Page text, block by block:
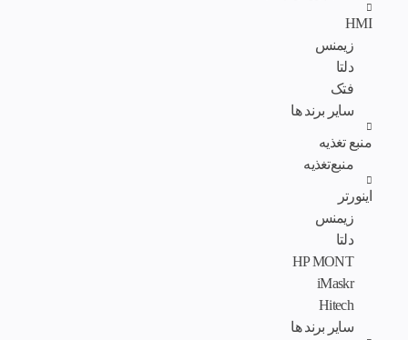
HMI
زیمنس
دلتا
فتک
سایر برند ها
منبع تغذیه
منبع‌تغذیه
اینورتر
زیمنس
دلتا
HP MONT
iMaskr
Hitech
سایر برند ها